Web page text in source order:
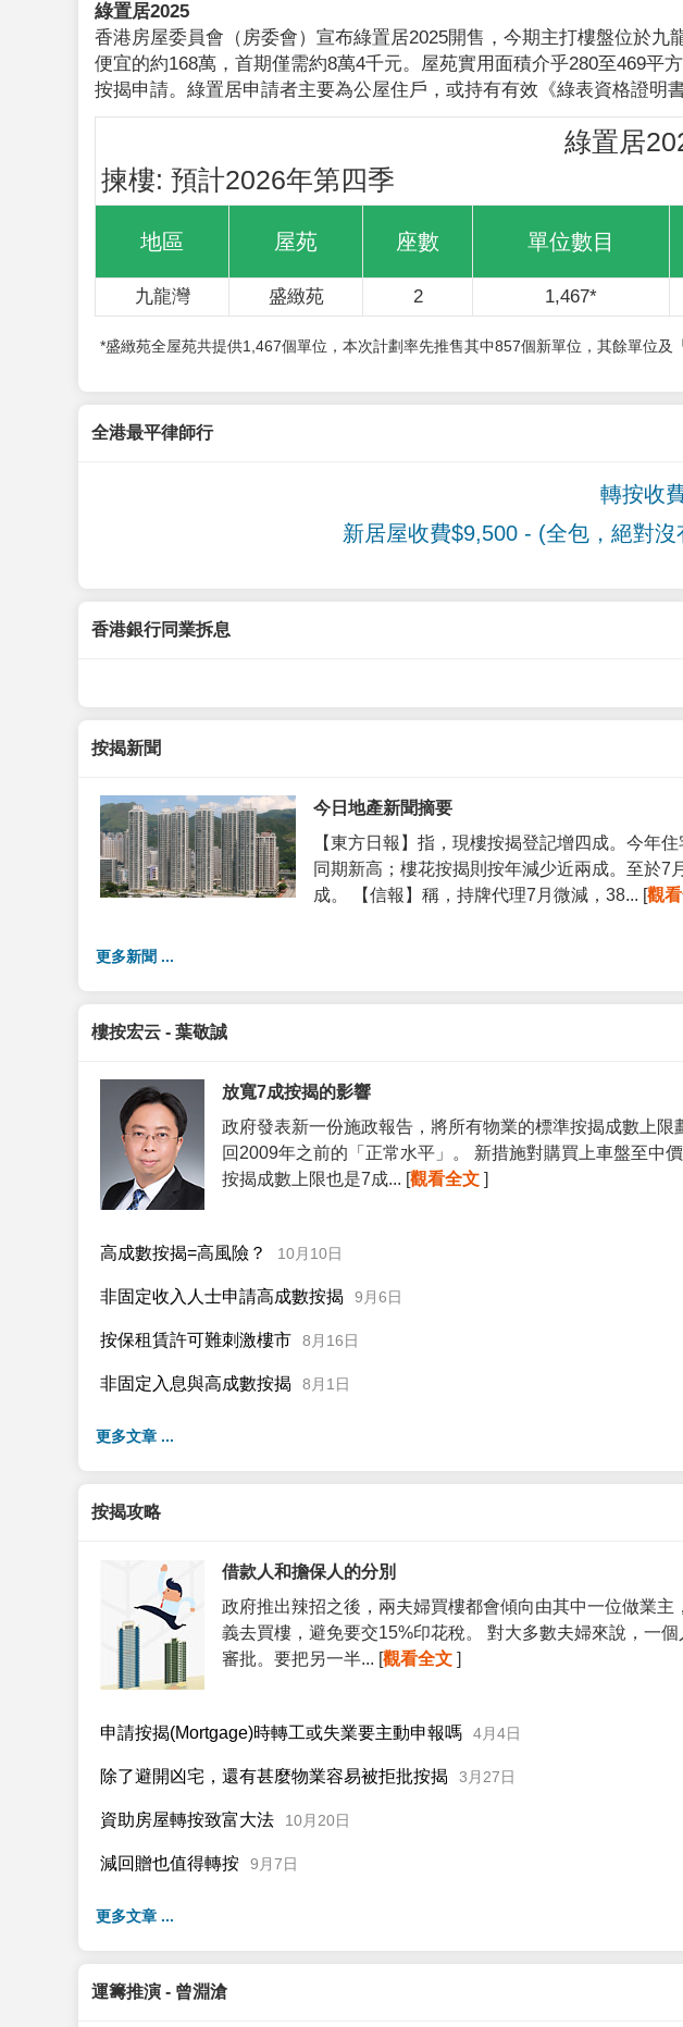
綠置居2025
香港房屋委員會（房委會）宣布綠置居2025開售，今期主打樓盤位於
便宜的約168萬，首期僅需約8萬4千元。屋苑實用面積介乎280至469
按揭申請。綠置居申請者主要為公屋住戶，或持有有效《綠表資格證明
綠置居
揀樓: 預計2026年第四季
地區 屋苑 座數 單位數目
九龍灣 盛緻苑 2 1,467*
*盛緻苑全屋苑共提供1,467個單位，本次計劃率先推售其中857個新單位，其餘單位及
全港最平律師行
轉按收
新居屋收費$9,500 - (全包，絕對沒
香港銀行同業拆息
按揭新聞
今日地產新聞摘要
【東方日報】指，現樓按揭登記增四成。今年
同期新高；樓花按揭則按年減少近兩成。至於
成。 【信報】稱，持牌代理7月微減，38... [觀
更多新聞 ...
樓按宏云 - 葉敬誠
放寬7成按揭的影響
政府發表新一份施政報告，將所有物業的標準按揭成數上
回2009年之前的「正常水平」。 新措施對購買上車盤至中
按揭成數上限也是7成... [觀看全文 ]
高成數按揭=高風險？ 10月10日
非固定收入人士申請高成數按揭 9月6日
按保租賃許可難刺激樓市 8月16日
非固定入息與高成數按揭 8月1日
更多文章 ...
按揭攻略
借款人和擔保人的分別
政府推出辣招之後，兩夫婦買樓都會傾向由其中一位做業
義去買樓，避免要交15%印花稅。 對大多數夫婦來說，一
審批。要把另一半... [觀看全文 ]
申請按揭(Mortgage)時轉工或失業要主動申報嗎 4月4日
除了避開凶宅，還有甚麼物業容易被拒批按揭 3月27日
資助房屋轉按致富大法 10月20日
減回贈也值得轉按 9月7日
更多文章 ...
運籌推演 - 曾淵滄